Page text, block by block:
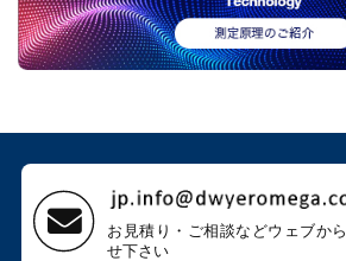
お見積り・ご相談などウェブから
せ下さい